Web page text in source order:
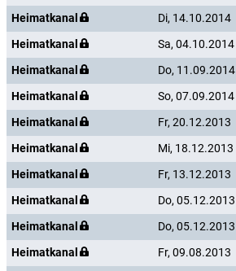
Heimatkanal
Di, 14.10.2014
Heimatkanal
Sa, 04.10.2014
Heimatkanal
Do, 11.09.2014
Heimatkanal
So, 07.09.2014
Heimatkanal
Fr, 20.12.2013
Heimatkanal
Mi, 18.12.2013
Heimatkanal
Fr, 13.12.2013
Heimatkanal
Do, 05.12.2013
Heimatkanal
Do, 05.12.2013
Heimatkanal
Fr, 09.08.2013